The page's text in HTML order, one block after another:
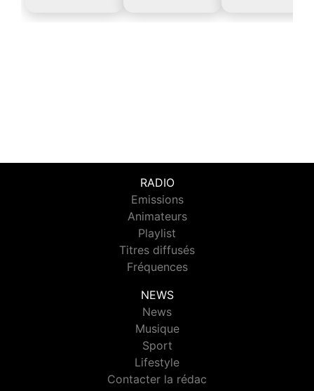
RADIO
Emissions
Animateurs
Playlist
Titres diffusés
Fréquences
NEWS
News
Musique
Sport
Lifestyle
Contacter la rédac